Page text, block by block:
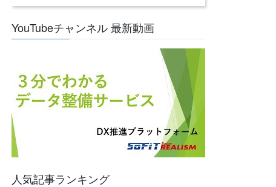
YouTubeチャンネル 最新動画
人気記事ランキング